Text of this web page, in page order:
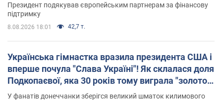
Президент подякував європейським партнерам за фінансову
підтримку
8.08.2026 18:01 42,7 т.
Українська гімнастка вразила президента США і
вперше почула "Слава Україні"! Як склалася доля
Подкопаєвої, яка 30 років тому виграла "золото"
Олімпіади
У фанатів донеччанки зберігся великий шматок килимового